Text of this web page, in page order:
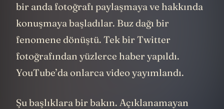
bir anda fotoğrafı paylaşmaya ve hakkında
konuşmaya başladılar. Buz dağı bir
fenomene dönüştü. Tek bir Twitter
fotoğrafından yüzlerce haber yapıldı.
YouTube’da onlarca video yayımlandı.
Şu başlıklara bir bakın. Açıklanamayan